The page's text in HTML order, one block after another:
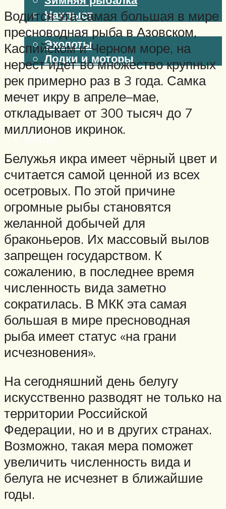
Нахлыст
Снаряжение
Эхолоты
Лодки и моторы
Узлы
Рецепты
Разное
Меню
Водится эта самая большая в мире
пресноводная рыба в Азовском,
Каспийском и Черном море, на
нерест идет во множество крупных
рек примерно раз в 3 года. Самка
мечет икру в апреле–мае,
откладывает от 300 тысяч до 7
миллионов икринок.
Белужья икра имеет чёрный цвет и
считается самой ценной из всех
осетровых. По этой причине
огромные рыбы становятся
желанной добычей для
браконьеров. Их массовый вылов
запрещен государством. К
сожалению, в последнее время
численность вида заметно
сократилась. В МКК эта самая
большая в мире пресноводная
рыба имеет статус «на грани
исчезновения».
На сегодняшний день белугу
искусственно разводят не только на
территории Российской
Федерации, но и в других странах.
Возможно, такая мера поможет
увеличить численность вида и
белуга не исчезнет в ближайшие
годы.